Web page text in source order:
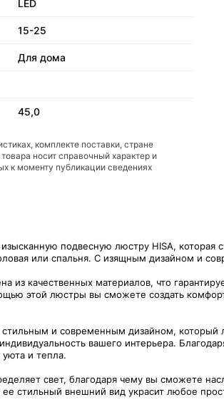
LED
15-25
Для дома
45,0
комплекте поставки, стране
носит справочный характер и
к моменту публикации сведениях
подвесную люстру HISA,
или спальня. С изящным дизайном и
из качественных материалов, что
этой люстры вы сможете создать
стильным и современным дизайном,
вашего интерьера.
уюта и тепла.
свет, благодаря чему вы сможете
стильный внешний вид украсит любое